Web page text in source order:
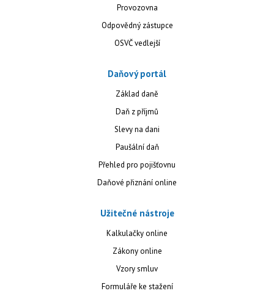
Provozovna
Odpovědný zástupce
OSVČ vedlejší
Daňový portál
Základ daně
Daň z příjmů
Slevy na dani
Paušální daň
Přehled pro pojišťovnu
Daňové přiznání online
Užitečné nástroje
Kalkulačky online
Zákony online
Vzory smluv
Formuláře ke stažení